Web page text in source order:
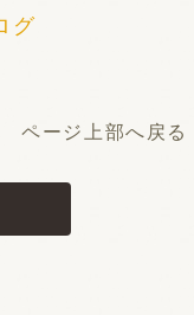
ページ上部へ戻る